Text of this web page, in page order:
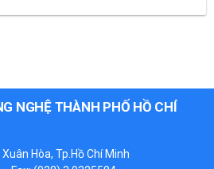
NGHỆ THÀNH PHỐ HỒ CHÍ
Hòa, Tp.Hồ Chí Minh